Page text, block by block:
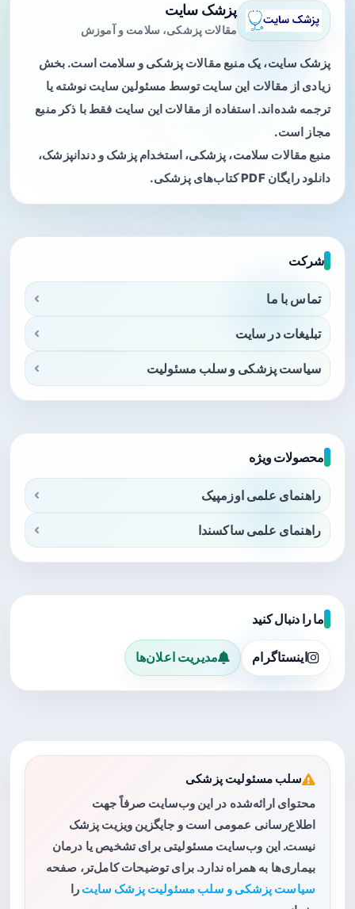
پزشک سایت
مقالات پزشکی، سلامت و آموزش
پزشک سایت، یک منبع مقالات پزشکی و سلامت است. بخش
زیادی از مقالات این سایت توسط مسئولین سایت نوشته یا
ترجمه شده‌اند. استفاده از مقالات این سایت فقط با ذکر منبع
مجاز است.
منبع مقالات سلامت، پزشکی، استخدام پزشک و دندانپزشک،
دانلود رایگان PDF کتاب‌های پزشکی.
شرکت
تماس با ما
تبلیغات در سایت
سیاست پزشکی و سلب مسئولیت
محصولات ویژه
راهنمای علمی اوزمپیک
راهنمای علمی ساکسندا
ما را دنبال کنید
اینستاگرام مدیریت اعلان‌ها
سلب مسئولیت پزشکی
محتوای ارائه‌شده در این وب‌سایت صرفاً جهت
اطلاع‌رسانی عمومی است و جایگزین ویزیت پزشک
نیست. این وب‌سایت مسئولیتی برای تشخیص یا درمان
بیماری‌ها به همراه ندارد. برای توضیحات کامل‌تر، صفحه
سیاست پزشکی و سلب مسئولیت پزشک سایت را